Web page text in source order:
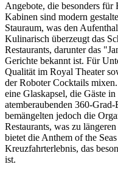
Angebote, die besonders für
Kabinen sind modern
Stauraum, was den
Kulinarisch überzeugt das
Restaurants, darunter das
Gerichte bekannt ist. Für
Qualität im Royal Theater
der Roboter Cocktails
eine Glaskapsel, die Gäste
atemberaubenden 360-
bemängelten jedoch die
Restaurants, was zu
bietet die Anthem of the
Kreuzfahrterlebnis, das
ist.